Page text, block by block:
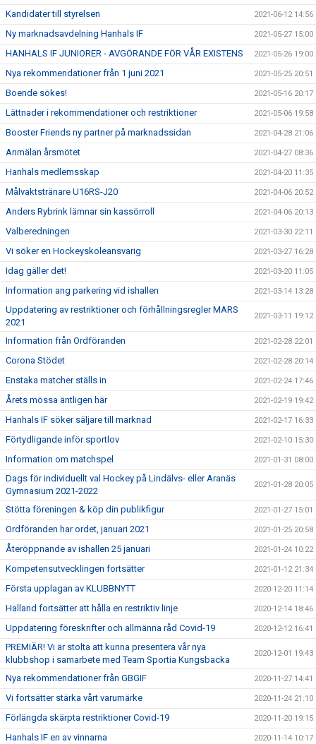
Kandidater till styrelsen 2021-06-12 14:56
Ny marknadsavdelning Hanhals IF 2021-05-27 15:00
HANHALS IF JUNIORER - AVGÖRANDE FÖR VÅR EXISTENS 2021-05-26 19:00
Nya rekommendationer från 1 juni 2021 2021-05-25 20:51
Boende sökes! 2021-05-16 20:17
Lättnader i rekommendationer och restriktioner 2021-05-06 19:58
Booster Friends ny partner på marknadssidan 2021-04-28 21:06
Anmälan årsmötet 2021-04-27 08:36
Hanhals medlemsskap 2021-04-20 11:35
Målvaktstränare U16RS-J20 2021-04-06 20:52
Anders Rybrink lämnar sin kassörroll 2021-04-06 20:13
Valberedningen 2021-03-30 22:11
Vi söker en Hockeyskoleansvarig 2021-03-27 16:28
Idag gäller det! 2021-03-20 11:05
Information ang parkering vid ishallen 2021-03-14 13:28
Uppdatering av restriktioner och förhållningsregler MARS
2021
2021-03-11 19:12
Information från Ordföranden 2021-02-28 22:01
Corona Stödet 2021-02-28 20:14
Enstaka matcher ställs in 2021-02-24 17:46
Årets mössa äntligen här 2021-02-19 19:42
Hanhals IF söker säljare till marknad 2021-02-17 16:33
Förtydligande inför sportlov 2021-02-10 15:30
Information om matchspel 2021-01-31 08:00
Dags för individuellt val Hockey på Lindälvs- eller Aranäs
Gymnasium 2021-2022
2021-01-28 20:05
Stötta föreningen & köp din publikfigur 2021-01-27 15:01
Ordföranden har ordet, januari 2021 2021-01-25 20:58
Återöppnande av ishallen 25 januari 2021-01-24 10:22
Kompetensutvecklingen fortsätter 2021-01-12 21:34
Första upplagan av KLUBBNYTT 2020-12-20 11:14
Halland fortsätter att hålla en restriktiv linje 2020-12-14 18:46
Uppdatering föreskrifter och allmänna råd Covid-19 2020-12-12 16:41
PREMIÄR! Vi är stolta att kunna presentera vår nya
klubbshop i samarbete med Team Sportia Kungsbacka
2020-12-01 19:43
Nya rekommendationer från GBGIF 2020-11-27 14:41
Vi fortsätter stärka vårt varumärke 2020-11-24 21:10
Förlängda skärpta restriktioner Covid-19 2020-11-20 19:15
Hanhals IF en av vinnarna 2020-11-14 10:17